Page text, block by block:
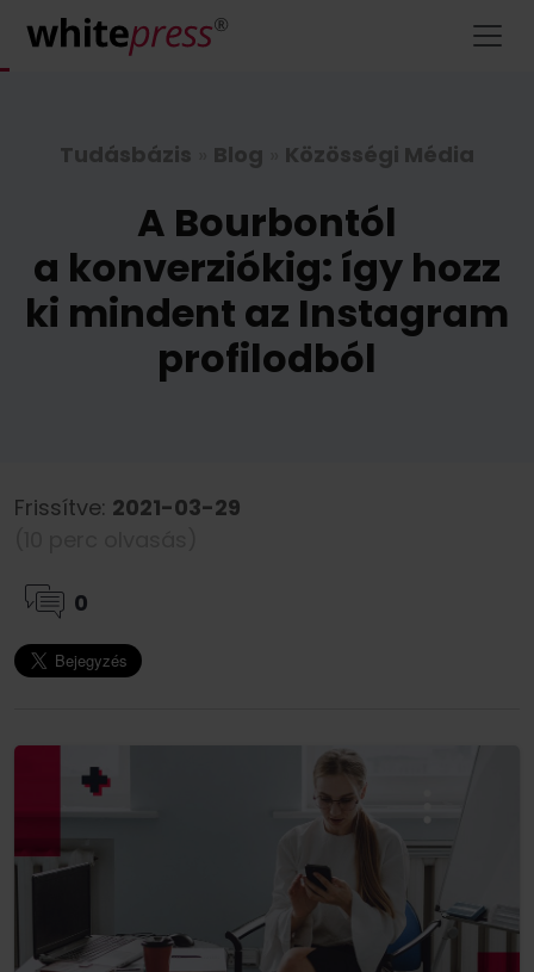
Tudásbázis Blog Közösségi Média
A Bourbontól
a konverziókig: így hozz
ki mindent az Instagram
profilodból
Frissítve: 2021-03-29
0